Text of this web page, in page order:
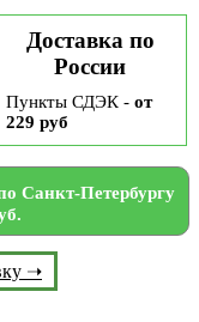
Доставка по
России
Пункты СДЭК - от
229 руб
Санкт-Петербургу
➝